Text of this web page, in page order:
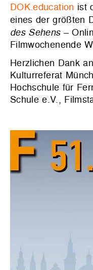
DOK.education ist
eines der größten
des Sehens–
Filmwochenende
Herzlichen Dank
Kulturreferat
Hochschule für
Schule e.V.,